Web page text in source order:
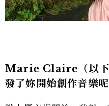
Marie Claire （以
發了妳開始創作音樂呢